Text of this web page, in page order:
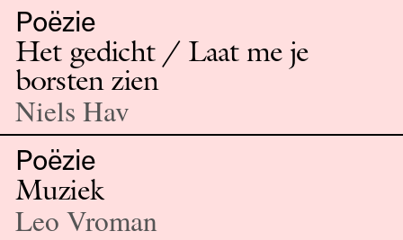
Poëzie
Het gedicht / Laat me je
borsten zien
Niels Hav
Poëzie
Muziek
Leo Vroman